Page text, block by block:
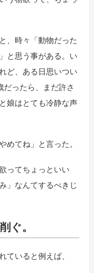
、時々「動物だった
と思う事がある。い
ど、ある日思いつい
ったら、まだ許さ
娘はとても冷静な声
めてね」と言った。
ってちょっといい
」なんてするべきじ
ぐ。
いると例えば、